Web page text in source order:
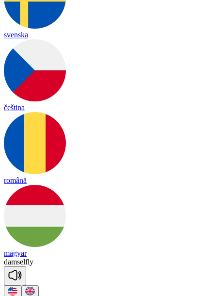
svenska
čeština
română
magyar
damselfly